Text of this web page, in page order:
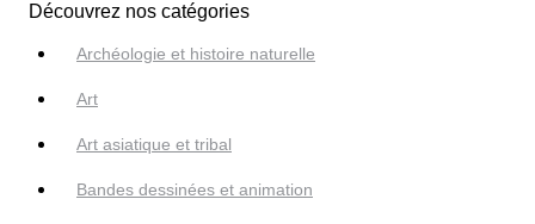
Découvrez nos catégories
Archéologie et histoire naturelle
Art
Art asiatique et tribal
Bandes dessinées et animation